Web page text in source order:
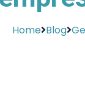
Home Blog